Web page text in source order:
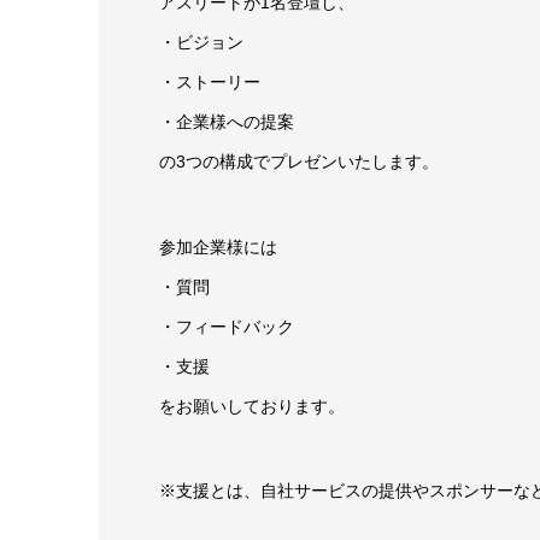
・ビジョン
・ストーリー
・企業様への提案
の3つの構成でプレゼンいたします。
参加企業様には
・質問
・フィードバック
・支援
をお願いしております。
※支援とは、自社サービスの提供やスポンサーな